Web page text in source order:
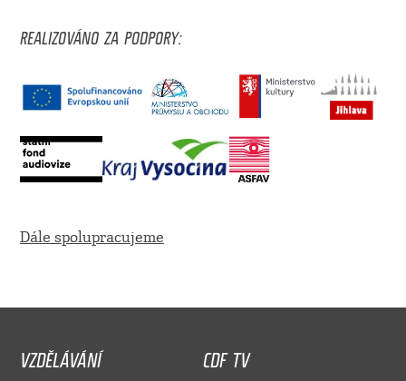
REALIZOVÁNO ZA PODPORY:
Dále spolupracujeme
VZDĚLÁVÁNÍ
CDF TV